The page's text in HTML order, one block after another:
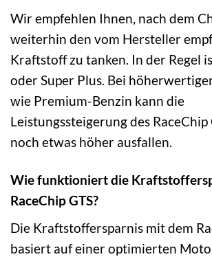
Wir empfehlen Ihnen, nach dem
weiterhin den vom Hersteller
Kraftstoff zu tanken. In der Regel
oder Super Plus. Bei
wie Premium-Benzin kann die
Leistungssteigerung des RaceChip
noch etwas höher ausfallen.
Wie funktioniert die
RaceChip GTS?
Die Kraftstoffersparnis mit dem
basiert auf einer optimierten